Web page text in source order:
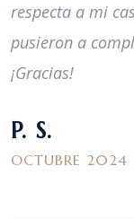
respecta a mi
pusieron a
¡Gracias!
P. S.
OCTUBRE 2024